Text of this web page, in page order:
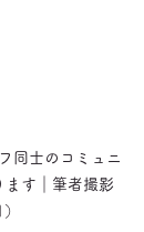
同士のコミュニ
ます｜筆者撮影